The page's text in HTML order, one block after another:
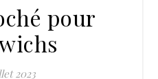
pour
2023